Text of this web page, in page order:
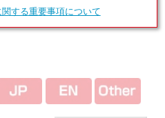
する重要事項について